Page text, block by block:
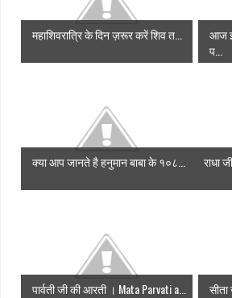
महाशिवरात्रि के दिन ज़रूर करें शिव त...
आज
प...
क्या आप जानते है हनुमान बाबा के १०८... राधा
पार्वती जी की आरती । Mata Parvati a...